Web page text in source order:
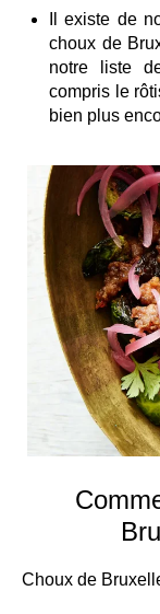
Il existe de
choux de
notre liste
compris le
bien plus
Choux de